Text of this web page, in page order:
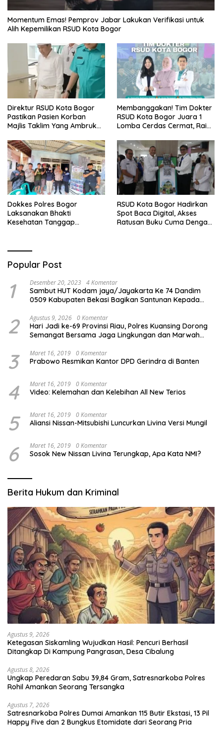
Momentum Emas! Pemprov Jabar Lakukan Verifikasi untuk
Alih Kepemilikan RSUD Kota Bogor
Direktur RSUD Kota Bogor
Pastikan Pasien Korban
Majlis Taklim Yang Ambruk
Perawatan Maksimal
Membanggakan! Tim Dokter
RSUD Kota Bogor Juara 1
Lomba Cerdas Cermat, Raih
Se-Bogor
Dokkes Polres Bogor
Laksanakan Bhakti
Kesehatan Tanggap
RSUD Kota Bogor Hadirkan
Spot Baca Digital, Akses
Ratusan Buku Cuma Dengan
Popular Post
1 Desember 20, 2023 4 Komentar
Sambut HUT Kodam jaya/Jayakarta Ke 74 Dandim
0509 Kabupaten Bekasi Bagikan Santunan Kepada
2 Agustus 9, 2026 0 Komentar
Hari Jadi ke-69 Provinsi Riau, Polres Kuansing Dorong
Semangat Bersama Jaga Lingkungan dan Marwah
3 Maret 16, 2019 0 Komentar
Prabowo Resmikan Kantor DPD Gerindra di Banten
4 Maret 16, 2019 0 Komentar
Video: Kelemahan dan Kelebihan All New Terios
5 Maret 16, 2019 0 Komentar
Aliansi Nissan-Mitsubishi Luncurkan Livina Versi Mungil
6 Maret 16, 2019 0 Komentar
Sosok New Nissan Livina Terungkap, Apa Kata NMI?
Berita Hukum dan Kriminal
Agustus 9, 2026
Ketegasan Siskamling Wujudkan Hasil: Pencuri Berhasil
Ditangkap Di Kampung Pangrasan, Desa Cibalung
Agustus 8, 2026
Ungkap Peredaran Sabu 39,84 Gram, Satresnarkoba Polres
Rohil Amankan Seorang Tersangka
Agustus 7, 2026
Satresnarkoba Polres Dumai Amankan 115 Butir Ekstasi, 13 Pil
Happy Five dan 2 Bungkus Etomidate dari Seorang Pria